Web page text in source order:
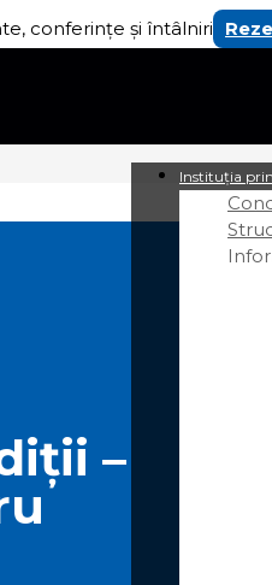
conferințe și întâlniri
Instituția
–